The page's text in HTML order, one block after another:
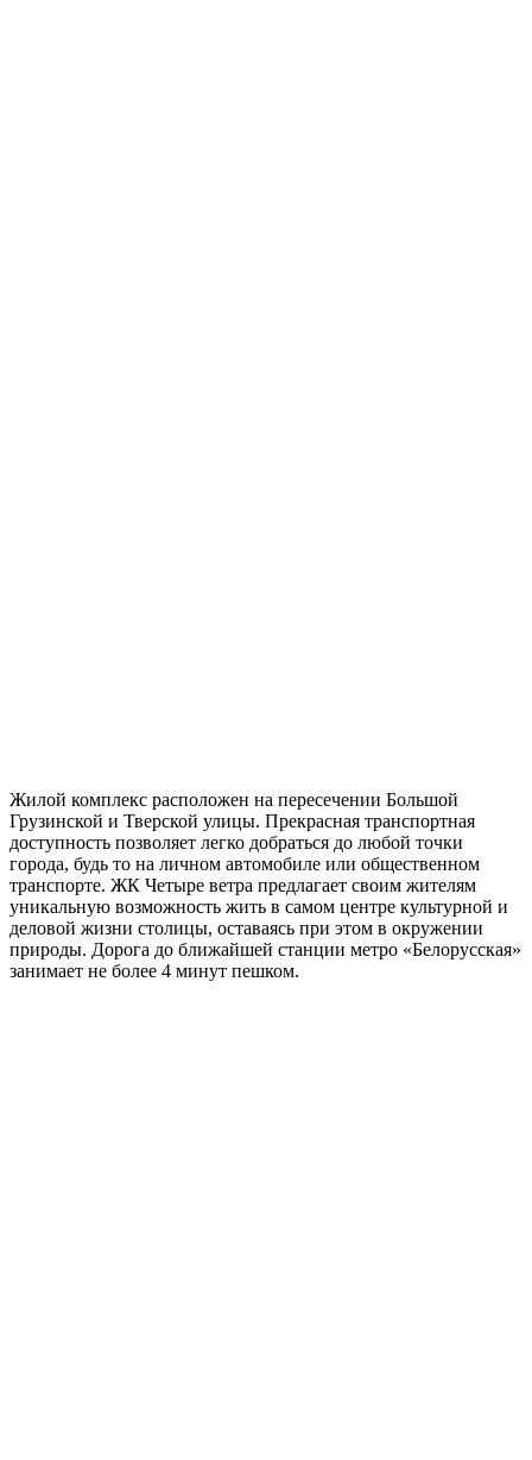
Жилой комплекс расположен на пересечении Большой
Грузинской и Тверской улицы. Прекрасная транспортная
доступность позволяет легко добраться до любой точки
города, будь то на личном автомобиле или общественном
транспорте. ЖК Четыре ветра предлагает своим жителям
уникальную возможность жить в самом центре культурной и
деловой жизни столицы, оставаясь при этом в окружении
природы. Дорога до ближайшей станции метро «Белорусская»
занимает не более 4 минут пешком.